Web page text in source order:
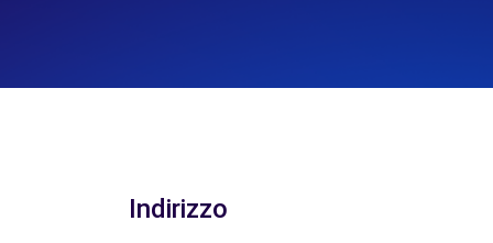
Indirizzo